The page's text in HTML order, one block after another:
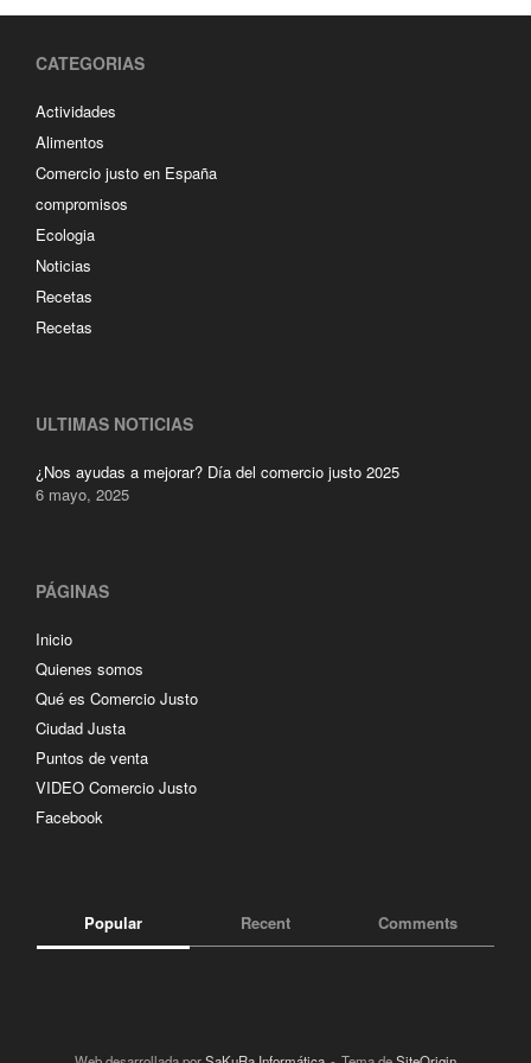
CATEGORIAS
Actividades
Alimentos
Comercio justo en España
compromisos
Ecologia
Noticias
Recetas
Recetas
ULTIMAS NOTICIAS
¿Nos ayudas a mejorar? Día del comercio justo 2025
6 mayo, 2025
PÁGINAS
Inicio
Quienes somos
Qué es Comercio Justo
Ciudad Justa
Puntos de venta
VIDEO Comercio Justo
Facebook
Popular Recent Comments